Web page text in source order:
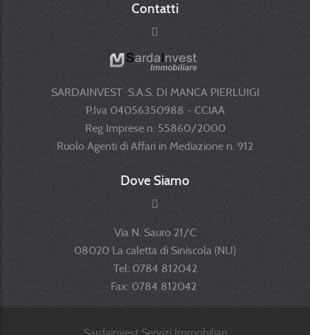
Contatti
SARDAINVEST S.A.S. DI MANCA PIERLUIGI
P.Iva 04056350988 - CCIAA
Reg Imprese n. 55860/2000
Ruolo Agenti di Affari in Mediazione n. 912
Dove Siamo
Via N. Sauro 21/C
08020 La caletta di Siniscola (NU)
Tel: 0784 812042
Fax: 0784 812042